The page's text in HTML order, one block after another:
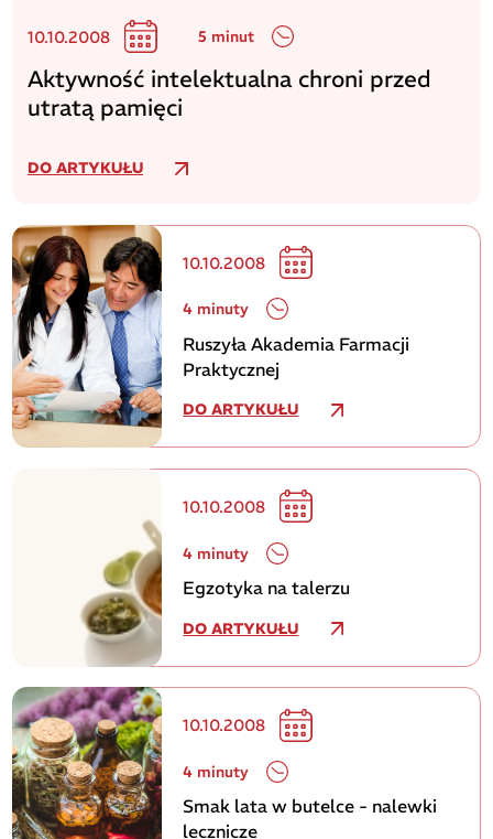
10.10.2008 5 minut
Aktywność intelektualna chroni przed
utratą pamięci
DO ARTYKUŁU
10.10.2008
4 minuty
Ruszyła Akademia Farmacji
Praktycznej
DO ARTYKUŁU
10.10.2008
4 minuty
Egzotyka na talerzu
DO ARTYKUŁU
10.10.2008
4 minuty
Smak lata w butelce - nalewki
lecznicze